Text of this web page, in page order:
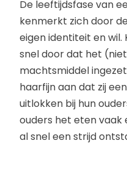
De leeftijdsfase van
kenmerkt zich door
eigen identiteit en
snel door dat het
machtsmiddel
haarfijn aan dat zij
uitlokken bij hun
ouders het eten vaak
al snel een strijd